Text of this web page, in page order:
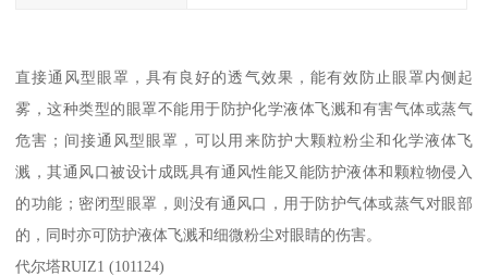
直接通风型眼罩，具有良好的透气效果，能有效防止眼罩内侧起
雾，这种类型的眼罩不能用于防护化学液体飞溅和有害气体或蒸气
危害；间接通风型眼罩，可以用来防护大颗粒粉尘和化学液体飞
溅，其通风口被设计成既具有通风性能又能防护液体和颗粒物侵入
的功能；密闭型眼罩，则没有通风口，用于防护气体或蒸气对眼部
的，同时亦可防护液体飞溅和细微粉尘对眼睛的伤害。
代尔塔RUIZ1 (101124)